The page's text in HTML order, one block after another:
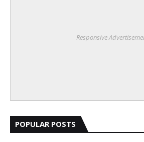
Responsive
POPULAR POSTS